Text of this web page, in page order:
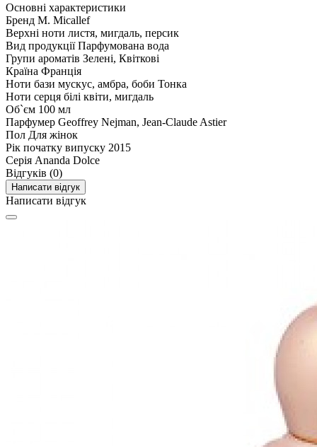
Основні характеристики
Бренд M. Micallef
Верхні ноти листя, мигдаль, персик
Вид продукції Парфумована вода
Групи ароматів Зелені, Квіткові
Країна Франція
Ноти бази мускус, амбра, боби Тонка
Ноти серця білі квіти, мигдаль
Об`єм 100 мл
Парфумер Geoffrey Nejman, Jean-Claude Astier
Пол Для жінок
Рік початку випуску 2015
Серія Ananda Dolce
Відгуків (0)
Написати відгук
Написати відгук